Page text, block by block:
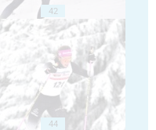
42
44